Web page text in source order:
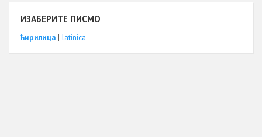
ИЗАБЕРИТЕ ПИСМО
ћирилица | latinica